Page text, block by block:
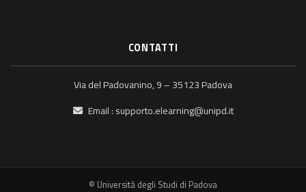
CONTATTI
Via del Padovanino, 9 – 35123 Padova
Email : supporto.elearning@unipd.it
© Università degli Studi di Padova